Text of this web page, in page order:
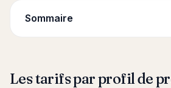
Sommaire
Les tarifs par profil de